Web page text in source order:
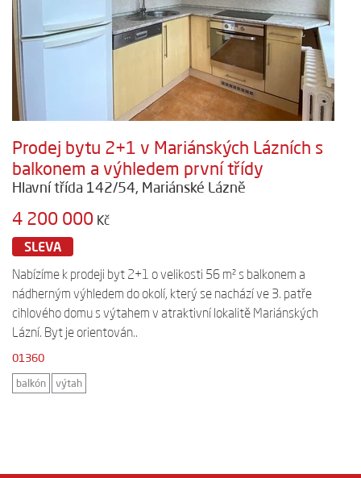
Prodej bytu 2+1 v Mariánských Lázních s
balkonem a výhledem první třídy
Hlavní třída 142/54, Mariánské Lázně
4 200 000 Kč
SLEVA
Nabízíme k prodeji byt 2+1 o velikosti 56 m² s balkonem a
nádherným výhledem do okolí, který se nachází ve 3. patře
cihlového domu s výtahem v atraktivní lokalitě Mariánských
Lázní. Byt je orientován..
01360
balkón výtah